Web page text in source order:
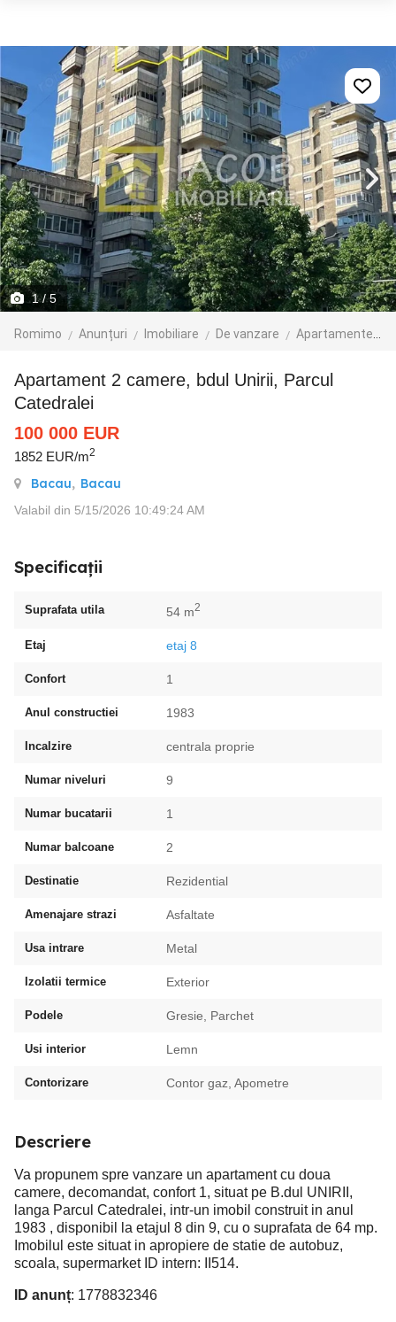
1/ 5
Romimo Anunțuri Imobiliare De vanzare Apartamente de vanzare
Apartament 2 camere, bdul Unirii, Parcul
Catedralei
100 000 EUR
1852 EUR/m2
Bacau, Bacau
Valabil din 5/15/2026 10:49:24 AM
Specificații
Suprafata utila 54 m2
Etaj etaj 8
Confort 1
Anul constructiei 1983
Incalzire centrala proprie
Numar niveluri 9
Numar bucatarii 1
Numar balcoane 2
Destinatie Rezidential
Amenajare strazi Asfaltate
Usa intrare Metal
Izolatii termice Exterior
Podele Gresie, Parchet
Usi interior Lemn
Contorizare Contor gaz, Apometre
Descriere
Va propunem spre vanzare un apartament cu doua
camere, decomandat, confort 1, situat pe B.dul UNIRII,
langa Parcul Catedralei, intr-un imobil construit in anul
1983 , disponibil la etajul 8 din 9, cu o suprafata de 64 mp.
Imobilul este situat in apropiere de statie de autobuz,
scoala, supermarket ID intern: II514.
ID anunț: 1778832346